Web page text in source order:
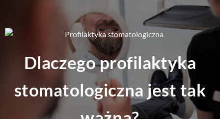
Dlaczego profilaktyka
stomatologiczna jest tak